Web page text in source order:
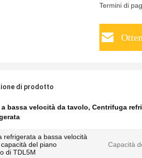
Termini di
di prodotto
bassa velocità da tavolo, Centrifuga
refrigerata a bassa velocità
del piano
di TDL5M
Capacità